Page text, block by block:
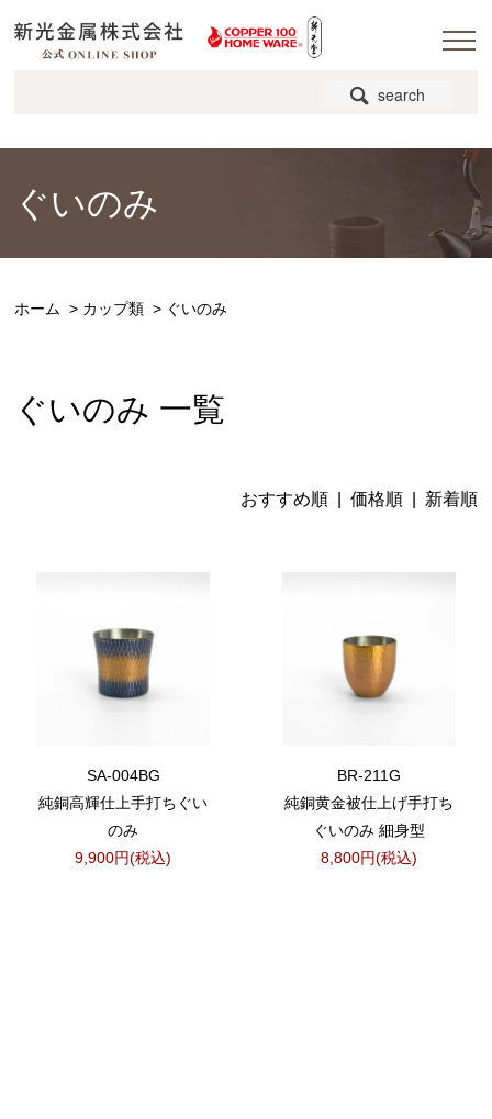
search
ぐいのみ
ホーム > カップ類 > ぐいのみ
ぐいのみ 一覧
おすすめ順 | 価格順| 新着順
SA-004BG
純銅高輝仕上手打ちぐい
のみ
9,900円(税込)
BR-211G
純銅黄金被仕上げ手打ち
ぐいのみ 細身型
8,800円(税込)